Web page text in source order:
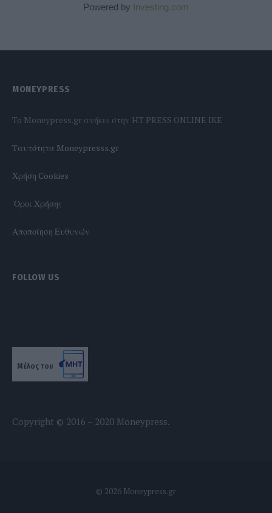
Powered by Investing.com
MONEYPRESS
To Moneypress.gr ανήκει στην HT PRESS ONLINE IKE
Tαυτότητα Moneypresss.gr
Χρήση Cookies
'Οροι Χρήσης
Αποποίηση Ευθυνών
FOLLOW US
Μέλος του
Copyright © 2016 – 2020 Moneypress.
© 2026 Moneypress.gr